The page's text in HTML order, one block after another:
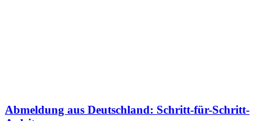
Abmeldung aus Deutschland: Schritt-für-Schritt-